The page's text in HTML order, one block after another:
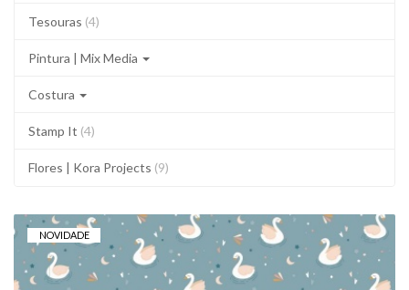
Tesouras (4)
Pintura | Mix Media
Costura
Stamp It (4)
Flores | Kora Projects (9)
NOVIDADE